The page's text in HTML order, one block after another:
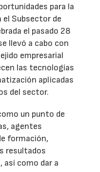
para la
Subsector de
el pasado 28
llevó a cabo con
empresarial
las tecnologías
aplicadas
del sector.
un punto de
agentes
formación,
resultados
así como dar a